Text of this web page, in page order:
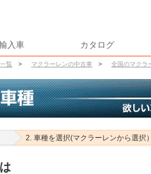
入車 カタログ
覧 > マクラーレンの中古車 > 全国のマクラ
2. 車種を選択(マクラーレンから選択